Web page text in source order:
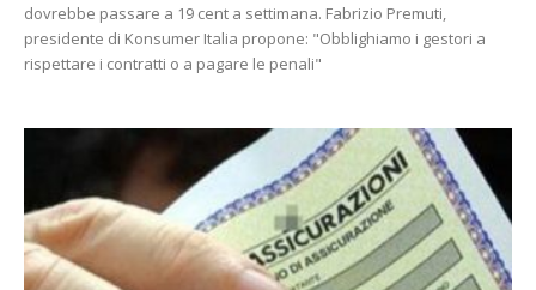
dovrebbe passare a 19 cent a settimana. Fabrizio Premuti,
presidente di Konsumer Italia propone: "Obblighiamo i gestori a
rispettare i contratti o a pagare le penali"